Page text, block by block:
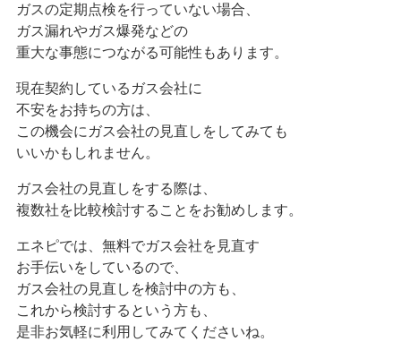
ガスの定期点検を行っていない場合、
ガス漏れやガス爆発などの
重大な事態につながる可能性もあります。
現在契約しているガス会社に
不安をお持ちの方は、
この機会にガス会社の見直しをしてみても
いいかもしれません。
ガス会社の見直しをする際は、
複数社を比較検討することをお勧めします。
エネピでは、無料でガス会社を見直す
お手伝いをしているので、
ガス会社の見直しを検討中の方も、
これから検討するという方も、
是非お気軽に利用してみてくださいね。